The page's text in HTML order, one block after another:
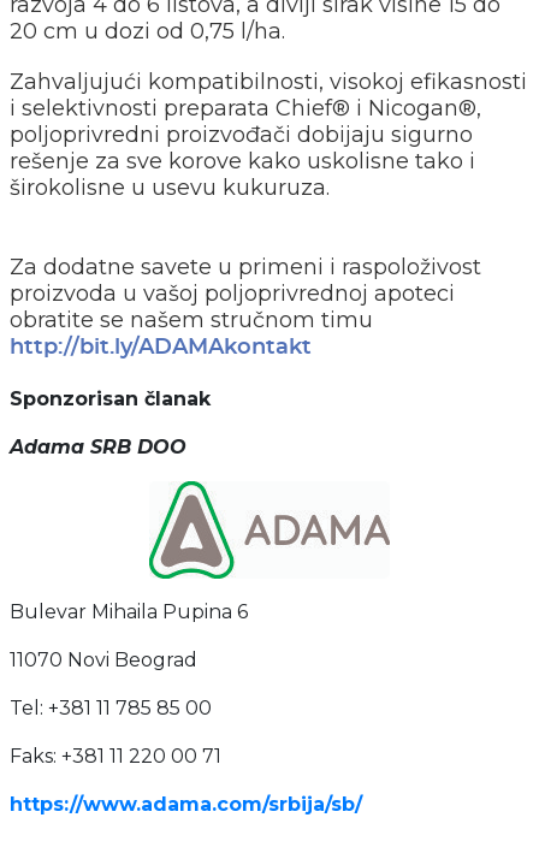
20 cm u dozi od 0,75 l/ha.
Zahvaljujući kompatibilnosti, visokoj efikasnosti
i selektivnosti preparata Chief® i Nicogan®,
poljoprivredni proizvođači dobijaju sigurno
rešenje za sve korove kako uskolisne tako i
širokolisne u usevu kukuruza.
Za dodatne savete u primeni i raspoloživost
proizvoda u vašoj poljoprivrednoj apoteci
obratite se našem stručnom timu
http://bit.ly/ADAMAkontakt
Sponzorisan članak
Adama SRB DOO
Bulevar Mihaila Pupina 6
11070 Novi Beograd
Tel: +381 11 785 85 00
Faks: +381 11 220 00 71
https://www.adama.com/srbija/sb/